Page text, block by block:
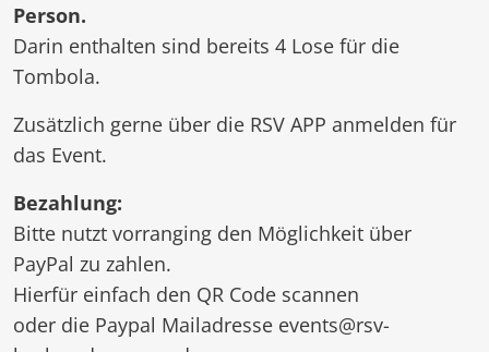
Person.
Darin enthalten sind bereits 4 Lose für die
Tombola.
Zusätzlich gerne über die RSV APP anmelden für
das Event.
Bezahlung:
Bitte nutzt vorranging den Möglichkeit über
PayPal zu zahlen.
Hierfür einfach den QR Code scannen
oder die Paypal Mailadresse events@rsv-